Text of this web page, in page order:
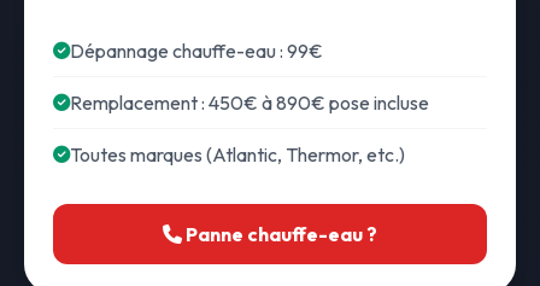
Dépannage chauffe-eau : 99€
Remplacement : 450€ à 890€ pose incluse
Toutes marques (Atlantic, Thermor, etc.)
Panne chauffe-eau ?